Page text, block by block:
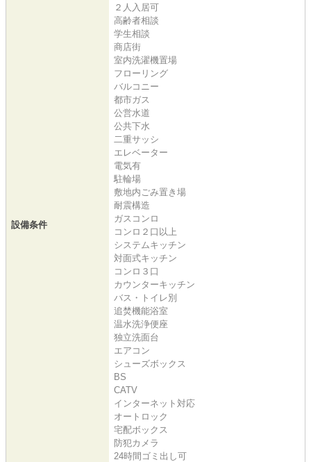
設備条件
２人入居可
高齢者相談
学生相談
商店街
室内洗濯機置場
フローリング
バルコニー
都市ガス
公営水道
公共下水
二重サッシ
エレベーター
電気有
駐輪場
敷地内ごみ置き場
耐震構造
ガスコンロ
コンロ２口以上
システムキッチン
対面式キッチン
コンロ３口
カウンターキッチン
バス・トイレ別
追焚機能浴室
温水洗浄便座
独立洗面台
エアコン
シューズボックス
BS
CATV
インターネット対応
オートロック
宅配ボックス
防犯カメラ
24時間ゴミ出し可